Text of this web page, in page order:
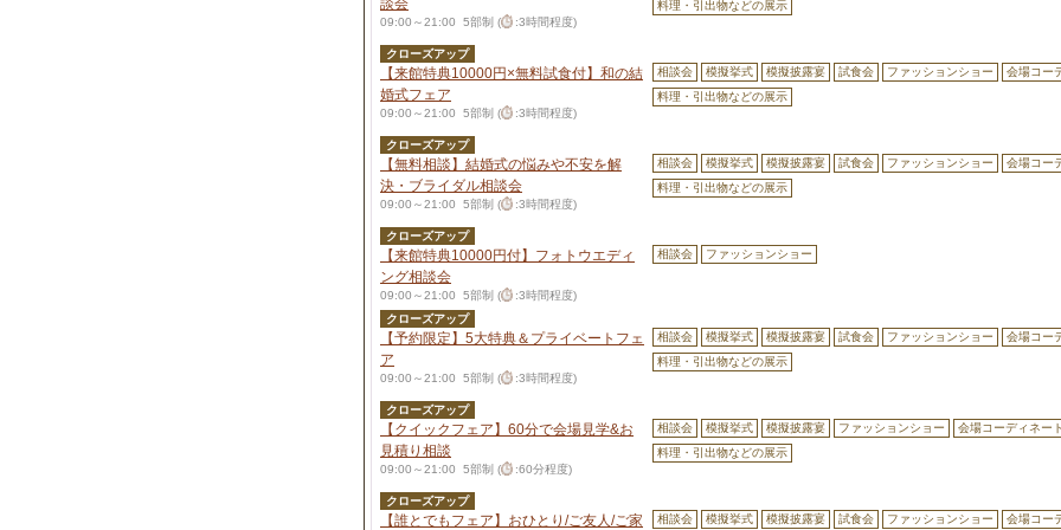
談会
09:00～21:00 5部制 ( :3時間程度)
料理・引出物などの展示
クローズアップ
【来館特典10000円×無料試食付】和の結
婚式フェア
09:00～21:00 5部制 ( :3時間程度)
相談会 模擬挙式 模擬披露宴 試食会 ファッションショー
会場コー
料理・引出物などの展示
クローズアップ
【無料相談】結婚式の悩みや不安を解
決・ブライダル相談会
09:00～21:00 5部制 ( :3時間程度)
相談会 模擬挙式 模擬披露宴 試食会 ファッションショー
会場コー
料理・引出物などの展示
クローズアップ
【来館特典10000円付】フォトウエディ
ング相談会
09:00～21:00 5部制 ( :3時間程度)
相談会 ファッションショー
クローズアップ
【予約限定】5大特典＆プライベートフェ
ア
09:00～21:00 5部制 ( :3時間程度)
相談会 模擬挙式 模擬披露宴 試食会 ファッションショー
会場コー
料理・引出物などの展示
クローズアップ
【クイックフェア】60分で会場見学&お
見積り相談
09:00～21:00 5部制 ( :60分程度)
相談会 模擬挙式 模擬披露宴 ファッションショー
会場コーディネート
料理・引出物などの展示
クローズアップ
【誰とでもフェア】おひとり/ご友人/ご家 相談会 模擬挙式 模擬披露宴 試食会 ファッションショー 会場コー